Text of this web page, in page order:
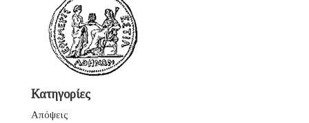
Κατηγορίες
Απόψεις